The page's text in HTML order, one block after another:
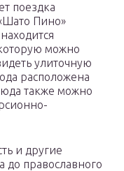
поездка
Пино»
можно
улиточную
расположена
также можно
и другие
до православного